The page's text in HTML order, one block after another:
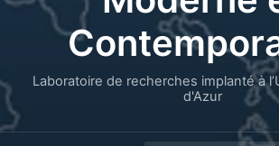
Laboratoire de recherches implanté à
d'Azur